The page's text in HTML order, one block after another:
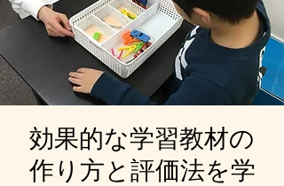
効果的な学習教材の
作り方と評価法を学